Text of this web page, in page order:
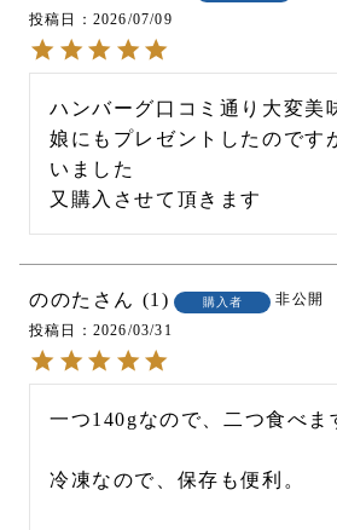
投稿日
2026/07/09
ハンバーグ口コミ通り大変美
娘にもプレゼントしたのです
いました
又購入させて頂きます
ののた 1 購入者
非公開
投稿日
2026/03/31
一つ140gなので、二つ食べま
冷凍なので、保存も便利。